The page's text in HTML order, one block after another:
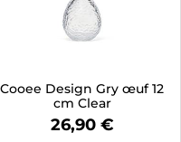
Cooee Design Gry œuf 12
cm Clear
26,90 €